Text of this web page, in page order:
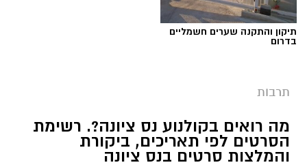
תיקון והתקנה שערים חשמליים
בדרום
תרבות
מה רואים בקולנוע נס ציונה?. רשימת
הסרטים לפי תאריכים, ביקורת
והמלצות סרטים בנס ציונה